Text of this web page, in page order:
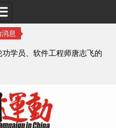
息
学员、软件工程师唐志飞的
历